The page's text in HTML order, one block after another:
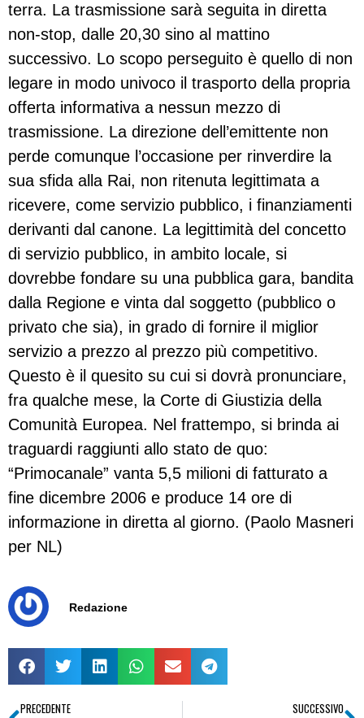
terra. La trasmissione sarà seguita in diretta
non-stop, dalle 20,30 sino al mattino
successivo. Lo scopo perseguito è quello di non
legare in modo univoco il trasporto della propria
offerta informativa a nessun mezzo di
trasmissione. La direzione dell’emittente non
perde comunque l’occasione per rinverdire la
sua sfida alla Rai, non ritenuta legittimata a
ricevere, come servizio pubblico, i finanziamenti
derivanti dal canone. La legittimità del concetto
di servizio pubblico, in ambito locale, si
dovrebbe fondare su una pubblica gara, bandita
dalla Regione e vinta dal soggetto (pubblico o
privato che sia), in grado di fornire il miglior
servizio a prezzo al prezzo più competitivo.
Questo è il quesito su cui si dovrà pronunciare,
fra qualche mese, la Corte di Giustizia della
Comunità Europea. Nel frattempo, si brinda ai
traguardi raggiunti allo stato de quo:
“Primocanale” vanta 5,5 milioni di fatturato a
fine dicembre 2006 e produce 14 ore di
informazione in diretta al giorno. (Paolo Masneri
per NL)
Redazione
PRECEDENTE SUCCESSIVO